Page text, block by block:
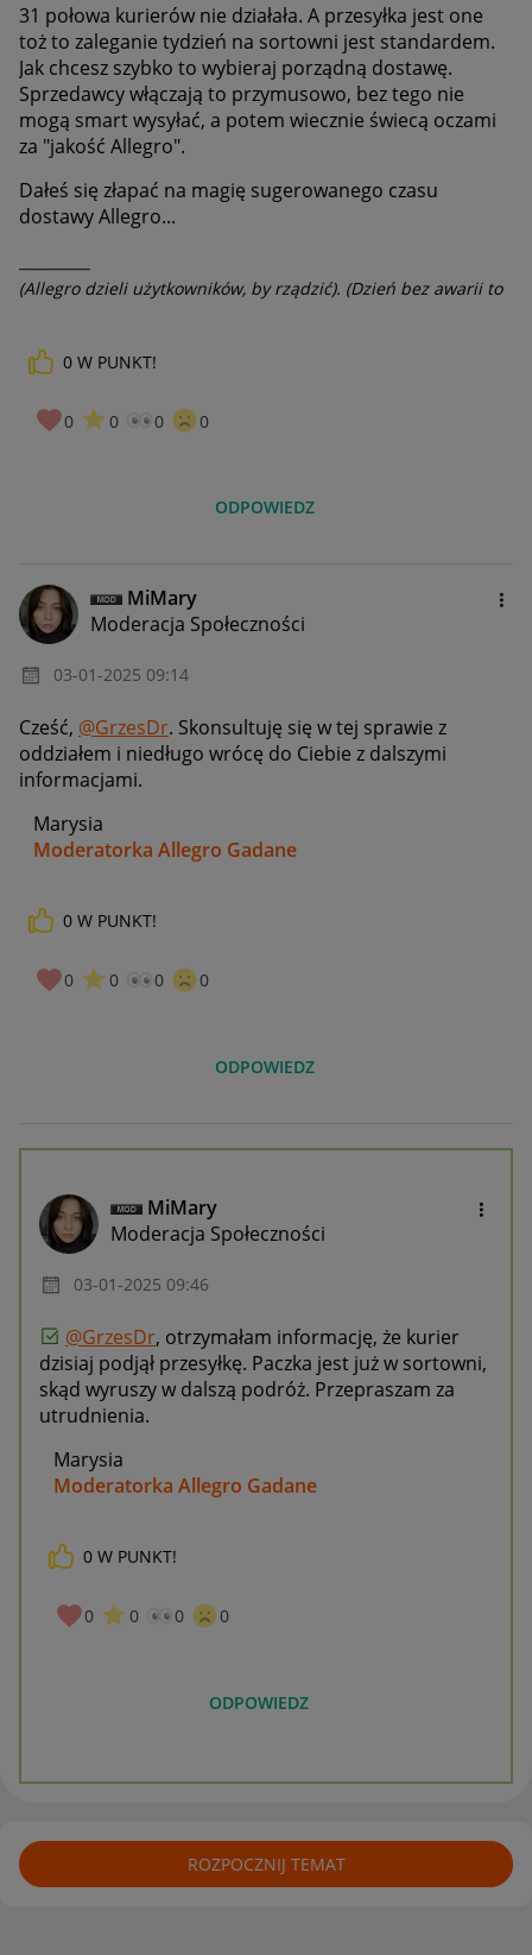
31 połowa kurierów nie działała. A przesyłka jest one
toż to zaleganie tydzień na sortowni jest standardem.
Jak chcesz szybko to wybieraj porządną dostawę.
Sprzedawcy włączają to przymusowo, bez tego nie
mogą smart wysyłać, a potem wiecznie świecą oczami
za "jakość Allegro".
Dałeś się złapać na magię sugerowanego czasu
dostawy Allegro...
(Allegro dzieli użytkowników, by rządzić). (Dzień bez awarii to
0 W PUNKT!
0 0 0 0
ODPOWIEDZ
MiMary
Moderacja Społeczności
‎03-01-2025 09:14
Cześć, @GrzesDr. Skonsultuję się w tej sprawie z
oddziałem i niedługo wrócę do Ciebie z dalszymi
informacjami.
Marysia
Moderatorka Allegro Gadane
0 W PUNKT!
0 0 0 0
ODPOWIEDZ
MiMary
Moderacja Społeczności
‎03-01-2025 09:46
@GrzesDr, otrzymałam informację, że kurier
dzisiaj podjął przesyłkę. Paczka jest już w sortowni,
skąd wyruszy w dalszą podróż. Przepraszam za
utrudnienia.
Marysia
Moderatorka Allegro Gadane
0 W PUNKT!
0 0 0 0
ODPOWIEDZ
ROZPOCZNIJ TEMAT